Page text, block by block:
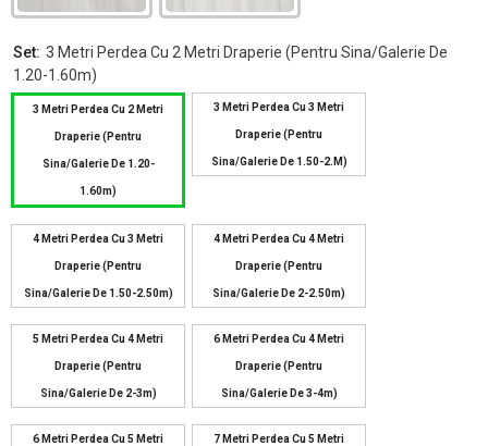
Set: 3 Metri Perdea Cu 2 Metri Draperie (pentru Sina/galerie De
1.20-1.60m)
3 Metri Perdea Cu 2 Metri
Draperie (pentru
Sina/galerie De 1.20-
1.60m)
3 Metri Perdea Cu 3 Metri
Draperie (pentru
Sina/galerie De 1.50-2.m)
4 Metri Perdea Cu 3 Metri
Draperie (pentru
Sina/galerie De 1.50-2.50m)
4 Metri Perdea Cu 4 Metri
Draperie (pentru
Sina/galerie De 2-2.50m)
5 Metri Perdea Cu 4 Metri
Draperie (pentru
Sina/galerie De 2-3m)
6 Metri Perdea Cu 4 Metri
Draperie (pentru
Sina/galerie De 3-4m)
6 Metri Perdea Cu 5 Metri 7 Metri Perdea Cu 5 Metri